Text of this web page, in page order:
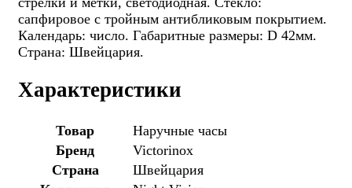
сапфировое с тройным антибликовым покрытием.
Календарь: число. Габаритные размеры: D 42мм.
Страна: Швейцария.
Характеристики
Товар
Наручные часы
Бренд
Victorinox
Страна
Швейцария